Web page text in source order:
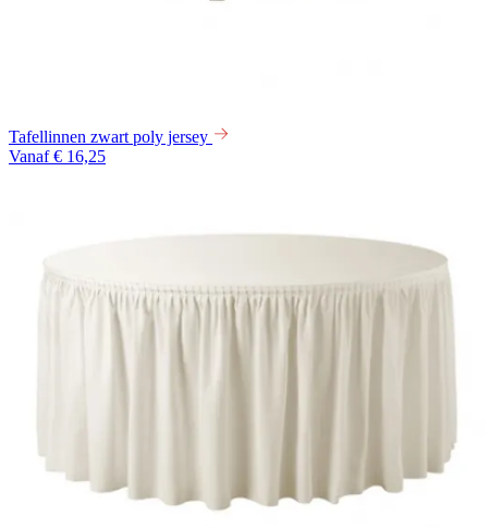
Tafellinnen zwart poly jersey
Vanaf € 16,25